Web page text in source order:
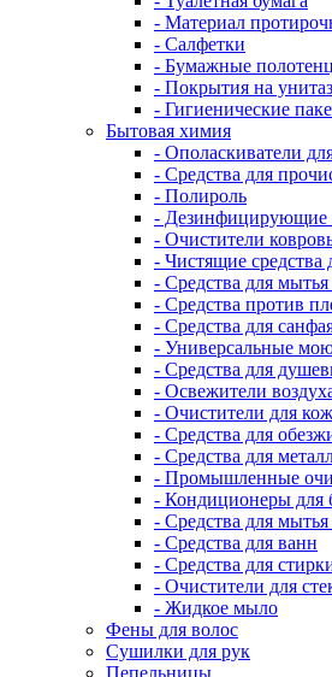
- Материал
- Салфетки
- Бумажные
- Покрытия на унитаз
- Гигиенические
Бытовая химия
- Ополаскиватели
- Средства для
- Полироль
- Дезинфицирующие
- Очистители
- Чистящие средства
- Средства для мытья
- Средства против
- Средства для
- Универсальные
- Средства для
- Освежители
- Очистители для
- Средства для
- Средства для
- Промышленные
- Кондиционеры для
- Средства для
- Средства для ванн
- Средства для
- Очистители для
- Жидкое мыло
Фены для волос
Сушилки для рук
Пепельницы